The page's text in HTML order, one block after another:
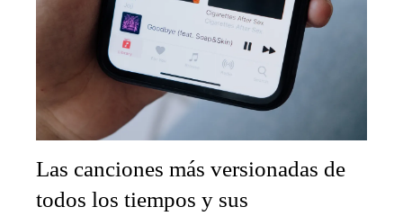
Las canciones más versionadas de
todos los tiempos y sus